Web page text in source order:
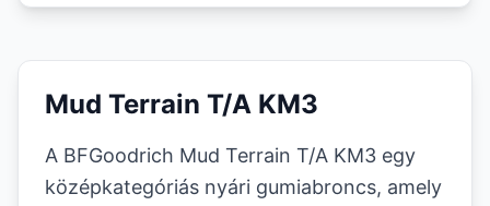
Mud Terrain T/A KM3
A BFGoodrich Mud Terrain T/A KM3 egy
középkategóriás nyári gumiabroncs, amely